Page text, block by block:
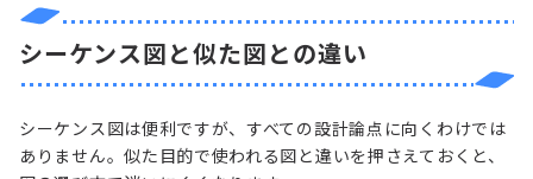
シーケンス図と似た図との違い
シーケンス図は便利ですが、すべての設計論点に向くわけでは
ありません。似た目的で使われる図と違いを押さえておくと、